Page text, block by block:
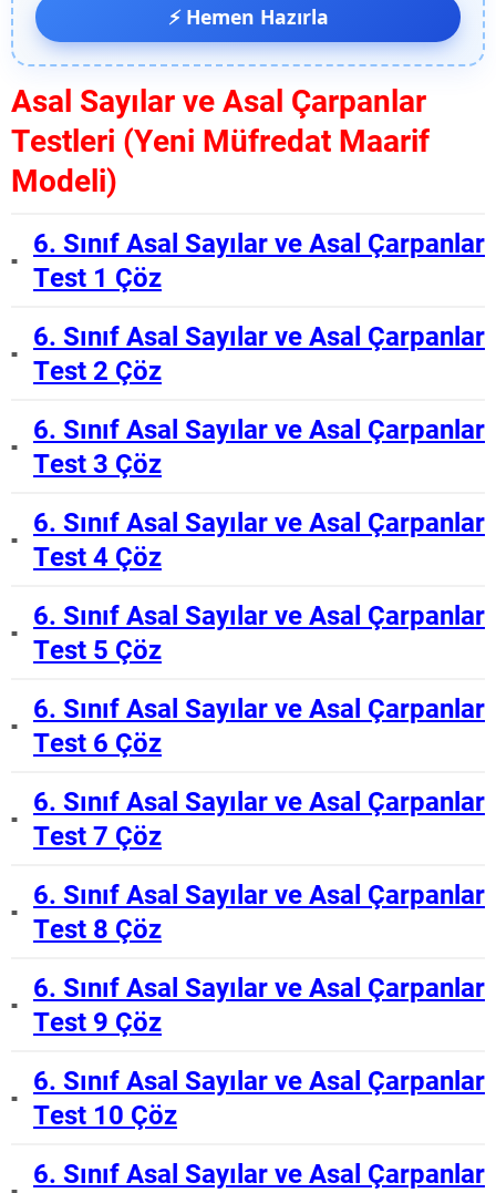
⚡ Hemen Hazırla
Asal Sayılar ve Asal Çarpanlar
Testleri (Yeni Müfredat Maarif
Modeli)
6. Sınıf Asal Sayılar ve Asal Çarpanlar
Test 1 Çöz
6. Sınıf Asal Sayılar ve Asal Çarpanlar
Test 2 Çöz
6. Sınıf Asal Sayılar ve Asal Çarpanlar
Test 3 Çöz
6. Sınıf Asal Sayılar ve Asal Çarpanlar
Test 4 Çöz
6. Sınıf Asal Sayılar ve Asal Çarpanlar
Test 5 Çöz
6. Sınıf Asal Sayılar ve Asal Çarpanlar
Test 6 Çöz
6. Sınıf Asal Sayılar ve Asal Çarpanlar
Test 7 Çöz
6. Sınıf Asal Sayılar ve Asal Çarpanlar
Test 8 Çöz
6. Sınıf Asal Sayılar ve Asal Çarpanlar
Test 9 Çöz
6. Sınıf Asal Sayılar ve Asal Çarpanlar
Test 10 Çöz
6. Sınıf Asal Sayılar ve Asal Çarpanlar